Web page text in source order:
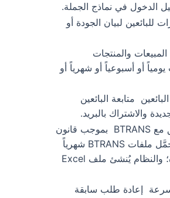
الدخول في نماذج الجملة.
للبائعين لبيان الجودة أو
والمنتجات
يومياً أو أسبوعياً أو شهرياً أو
متابعة البائعين
والاشتراك بالبريد.
بموجب قانون
التجارة الإلكترونية تُحمَّل ملفات BTRANS شهرياً
إلى عنوان GIB أعلاه؛ والنظام يُنشئ ملف Excel
إعادة طلب سابقة